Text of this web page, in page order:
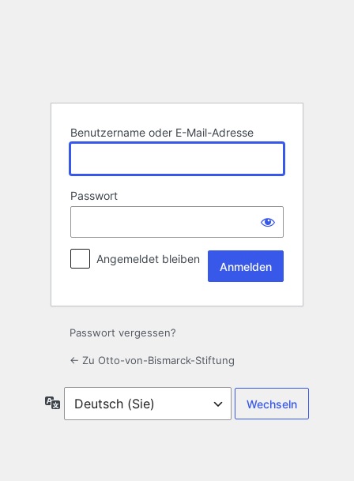
Benutzername oder E-Mail-Adresse
Passwort
Angemeldet bleiben
Passwort vergessen?
← Zu Otto-von-Bismarck-Stiftung
Sprache